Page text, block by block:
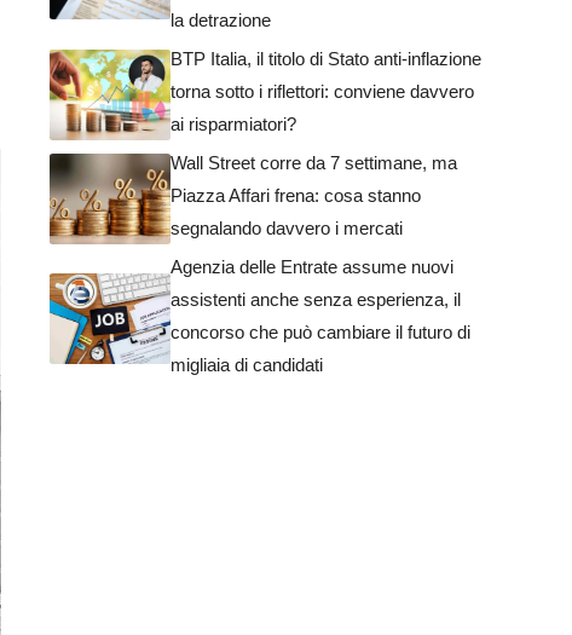
la detrazione
BTP Italia, il titolo di Stato anti-inflazione
torna sotto i riflettori: conviene davvero
ai risparmiatori?
Wall Street corre da 7 settimane, ma
Piazza Affari frena: cosa stanno
segnalando davvero i mercati
Agenzia delle Entrate assume nuovi
assistenti anche senza esperienza, il
concorso che può cambiare il futuro di
migliaia di candidati